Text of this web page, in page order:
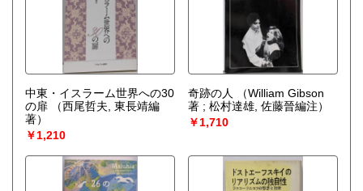
中東・イスラーム世界への30
の扉
（西尾哲夫, 東長靖編
著）
￥1,210
奇跡の人
（William Gibson
著 ; 松村達雄, 佐藤晉編注）
￥1,710